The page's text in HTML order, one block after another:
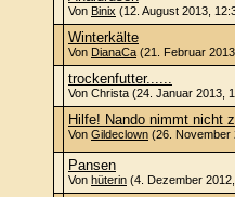
Von Binix (12. August 2013,
Winterkälte
Von DianaCa (21. Februar
trockenfutter......
Von Christa (24. Januar 2013,
Hilfe! Nando nimmt nicht
Von Gildeclown (26. November
Pansen
Von hüterin (4. Dezember